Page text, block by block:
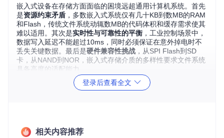
嵌入式设备在存储方面面临的困境远超通用计算机系统。首先
是资源约束矛盾 ，多数嵌入式系统仅有几十KB到数MB的RAM
和Flash，传统文件系统动辄数MB的代码体积和缓存需求使其
难以适用。其次是实时性与可靠性的平衡 ，工业控制场景中，
数据写入延迟不能超过10ms，同时必须保证在意外掉电时不
丢失关键数据。最后是硬件兼容性挑战 ，从SPI Flash到SD
卡，从NAND到NOR，嵌入式存储介质的多样性要求文件系统
具备高度的适配能力。
以智能家居网关为例，该设备通常配备8MB Flash和64KB RA
级的文件操作响应能力。
登录后查看全文
相关内容推荐